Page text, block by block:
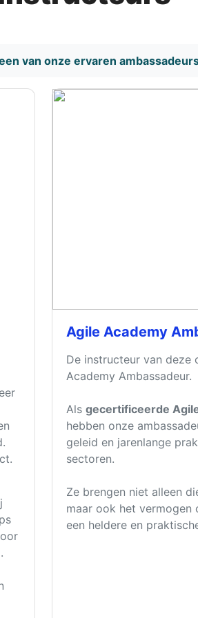
van onze ervaren
Agile Academy
De instructeur van deze
Academy Ambassadeur.
Als gecertificeerde
hebben onze
geleid en jarenlange
sectoren.
Ze brengen niet alleen
maar ook het
een heldere en